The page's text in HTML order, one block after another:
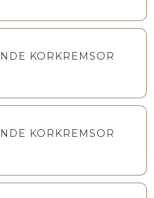
KORKREMSOR
KORKREMSOR